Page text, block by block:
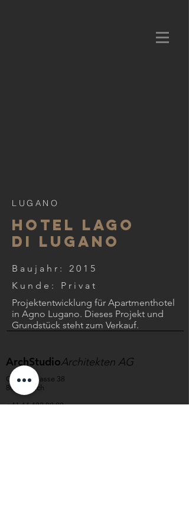
LUGANO
Hotel lago
di lugano
Baujahr: 2015
Kunde: Privat
Projektentwicklung für Apartmenthotel
in Agno Lugano. Dieses Projekt und
Grundstück steht zum Verkauf.
ArchStudioArchitekten AG
Grubenstrasse 38
8045 Zürich
+41 44 482 08 08